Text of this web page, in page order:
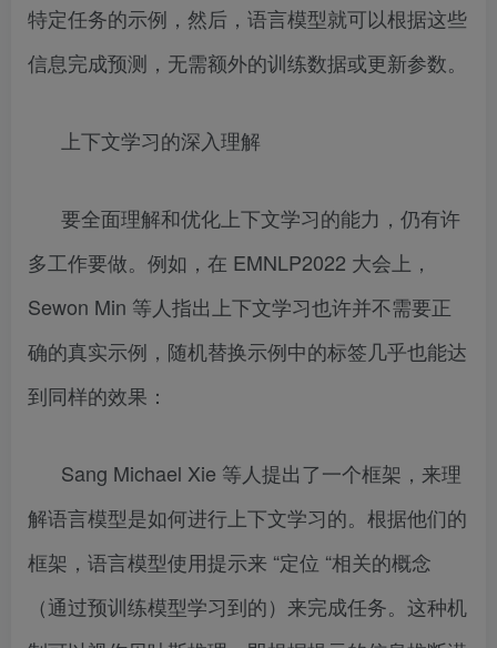
特定任务的示例，然后，语言模型就可以根据这些
信息完成预测，无需额外的训练数据或更新参数。
上下文学习的深入理解
要全面理解和优化上下文学习的能力，仍有许
多工作要做。例如，在 EMNLP2022 大会上，
Sewon Min 等人指出上下文学习也许并不需要正
确的真实示例，随机替换示例中的标签几乎也能达
到同样的效果：
Sang Michael Xie 等人提出了一个框架，来理
解语言模型是如何进行上下文学习的。根据他们的
框架，语言模型使用提示来 “定位 “相关的概念
（通过预训练模型学习到的）来完成任务。这种机